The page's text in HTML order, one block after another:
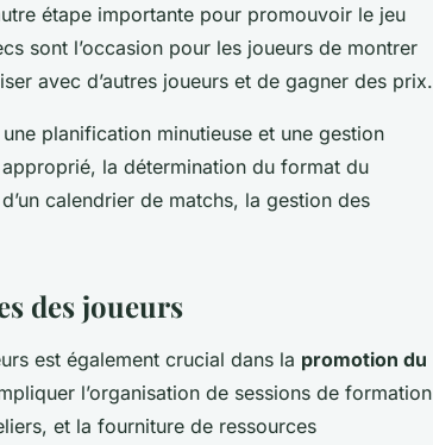
étape importante pour promouvoir le jeu
sont l’occasion pour les joueurs de montrer
avec d’autres joueurs et de gagner des prix.
une planification minutieuse et une gestion
la détermination du format du
calendrier de matchs, la gestion des
des joueurs
est également crucial dans la promotion du
l’organisation de sessions de formation
et la fourniture de ressources